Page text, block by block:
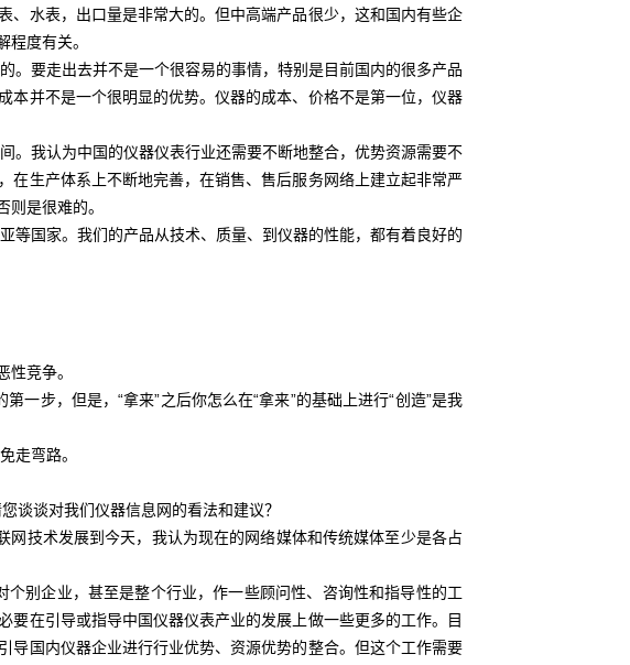
、水表，出口量是非常大的。但中高端产品很少，这和国内有些企
度有关。
要走出去并不是一个很容易的事情，特别是目前国内的很多产品
本并不是一个很明显的优势。仪器的成本、价格不是第一位，仪器
我认为中国的仪器仪表行业还需要不断地整合，优势资源需要不
在生产体系上不断地完善，在销售、售后服务网络上建立起非常严
是很难的。
国家。我们的产品从技术、质量、到仪器的性能，都有着良好的
竞争。
步，但是，“拿来”之后你怎么在“拿来”的基础上进行“创造”是我
走弯路。
谈对我们仪器信息网的看法和建议？
技术发展到今天，我认为现在的网络媒体和传统媒体至少是各占
别企业，甚至是整个行业，作一些顾问性、咨询性和指导性的工
在引导或指导中国仪器仪表产业的发展上做一些更多的工作。目
导国内仪器企业进行行业优势、资源优势的整合。但这个工作需要